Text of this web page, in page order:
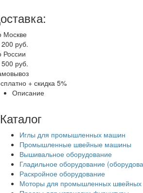
Москве
200 руб.
России
500 руб.
+ скидка 5%
Описание
Каталог
Иглы для промышленных машин
Промышленные швейные машины
Вышивальное оборудование
Гладильное оборудование
Раскройное оборудование
Моторы для промышленных